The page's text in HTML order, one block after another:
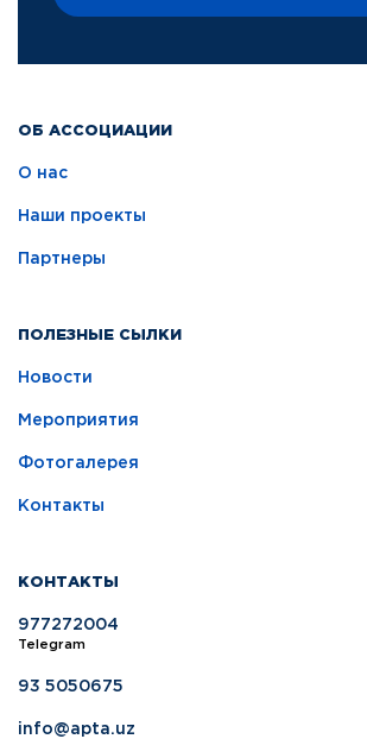
ОБ АССОЦИАЦИИ
О нас
Наши проекты
Партнеры
ПОЛЕЗНЫЕ СЫЛКИ
Новости
Мероприятия
Фотогалерея
Контакты
КОНТАКТЫ
977272004
Telegram
93 5050675
info@apta.uz